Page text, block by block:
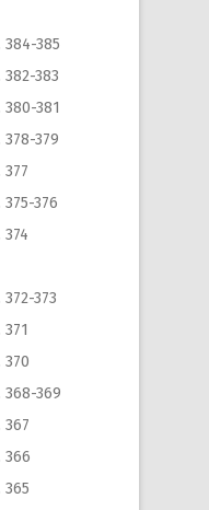
385
383
381
379
376
373
369
366